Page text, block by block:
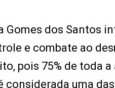
Gomes dos Santos
e combate ao
pois 75% de toda
considerada uma